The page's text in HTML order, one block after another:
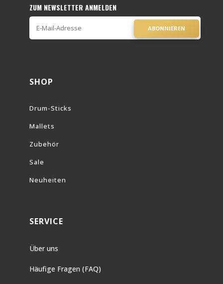
ZUM NEWSLETTER ANMELDEN
ABONNIEREN
SHOP
Drum-Sticks
Mallets
Zubehör
Sale
Neuheiten
SERVICE
Über uns
Häufige Fragen (FAQ)